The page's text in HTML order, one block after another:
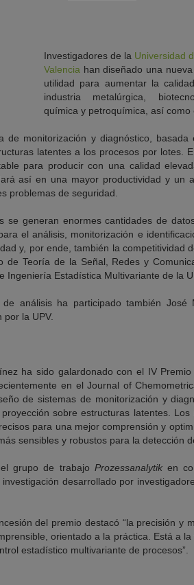
Investigadores de la Universidad
Valencia han diseñado una
utilidad para aumentar la
industria metalúrgica,
química y petroquímica, así como
de monitorización y diagnóstico,
latentes a los procesos por lotes.
para producir con una calidad
así en una mayor productividad y un
problemas de seguridad.
se generan enormes cantidades de
el análisis, monitorización e
y, por ende, también la competitividad
de Teoría de la Señal, Redes y
Ingeniería Estadística Multivariante de la
análisis ha participado también José
la UPV.
ha sido galardonado con el IV
en el Journal of
de sistemas de monitorización y
sobre estructuras latentes.
para una mejor comprensión y
sensibles y robustos para la detección
grupo de trabajo Prozessanalytiken
desarrollado por
del premio destacó “la precisión y
orientado a la práctica. Está a
estadístico multivariante de procesos”.